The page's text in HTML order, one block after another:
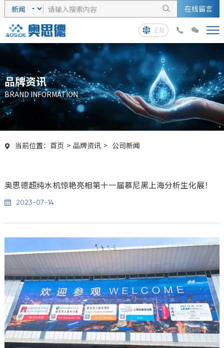
 在线留言
 EN  
品牌资讯
BRAND INFORMATION
 当前位置： 首页 > 品牌资讯 > 公司新闻
奥思德超纯水机惊艳亮相第十一届慕尼黑上海分析生化展！
 2023-07-14